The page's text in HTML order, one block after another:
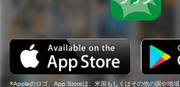
Appleのロゴ、App Storeは、米国もしくはその他の国や地